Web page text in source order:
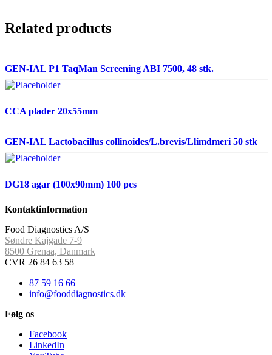
Related products
GEN-IAL P1 TaqMan Screening ABI 7500, 48 stk.
CCA plader 20x55mm
GEN-IAL Lactobacillus collinoides/L.brevis/Llimdmeri 50 stk
DG18 agar (100x90mm) 100 pcs
Kontaktinformation
Food Diagnostics A/S
Søndre Kajgade 7-9
8500 Grenaa, Danmark
CVR 26 84 63 58
87 59 16 66
info@fooddiagnostics.dk
Følg os
Facebook
LinkedIn